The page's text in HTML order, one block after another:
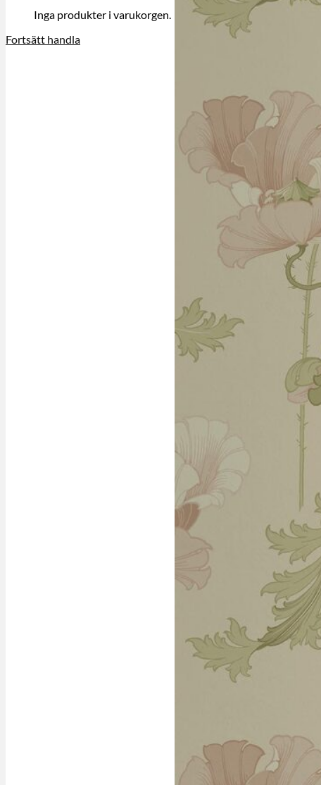
Inga produkter i varukorgen.
Fortsätt handla